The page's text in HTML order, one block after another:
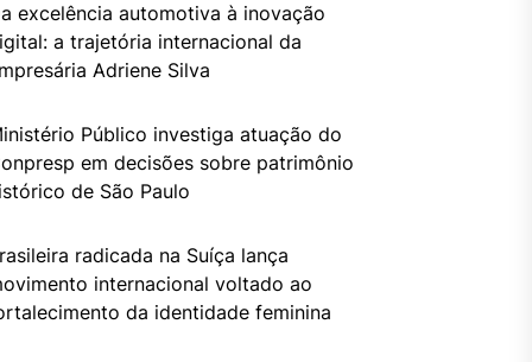
excelência automotiva à inovação
a trajetória internacional da
Adriene Silva
Público investiga atuação do
em decisões sobre patrimônio
de São Paulo
radicada na Suíça lança
internacional voltado ao
da identidade feminina